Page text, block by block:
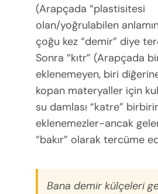
(Arapçada “plastisitesi
olan/yoğrulabilen
çoğu kez “demir” diye
Sonra “kıtr” (Arapçada
eklenemeyen, biri
kopan materyaller için
su damlası “katre”
eklenemezler-ancak
“bakır” olarak tercüme
Bana demir külçeleri